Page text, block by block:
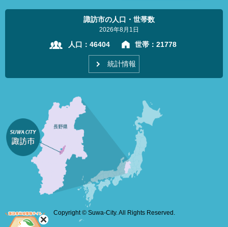
諏訪市の人口・世帯数
2026年8月1日
人口： 46404 世帯： 21778
統計情報
Copyright © Suwa-City. All Rights Reserved.